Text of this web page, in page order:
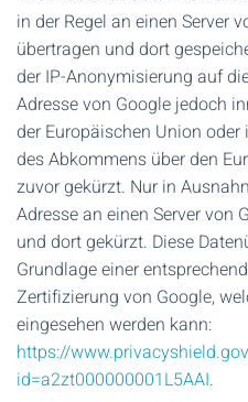
in der Regel an einen Server
übertragen und dort
der IP-Anonymisierung auf
Adresse von Google jedoch
der Europäischen Union
des Abkommens über den
zuvor gekürzt. Nur in
Adresse an einen Server von
und dort gekürzt. Diese
Grundlage einer
Zertifizierung von Google,
eingesehen werden kann:
https://
id=a2zt000000001L5AAI.